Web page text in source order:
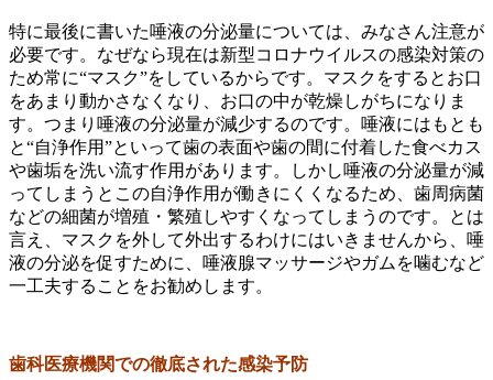
特に最後に書いた唾液の分泌量については、みなさん注意が
必要です。なぜなら現在は新型コロナウイルスの感染対策の
ため常に“マスク”をしているからです。マスクをするとお口
をあまり動かさなくなり、お口の中が乾燥しがちになりま
す。つまり唾液の分泌量が減少するのです。唾液にはもとも
と“自浄作用”といって歯の表面や歯の間に付着した食べカス
や歯垢を洗い流す作用があります。しかし唾液の分泌量が減
ってしまうとこの自浄作用が働きにくくなるため、歯周病菌
などの細菌が増殖・繁殖しやすくなってしまうのです。とは
言え、マスクを外して外出するわけにはいきませんから、唾
液の分泌を促すために、唾液腺マッサージやガムを噛むなど
一工夫することをお勧めします。
歯科医療機関での徹底された感染予防